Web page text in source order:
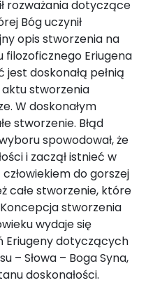
rozważania dotyczące
Bóg uczynił
opis stworzenia na
Eriugena
jest doskonałą pełnią
stworzenia
W doskonałym
stworzenie. Błąd
spowodował, że
i zaczął istnieć w
do gorszej
całe stworzenie, które
stworzenia
wydaje się
Eriugeny dotyczących
– Słowa – Boga Syna,
doskonałości.